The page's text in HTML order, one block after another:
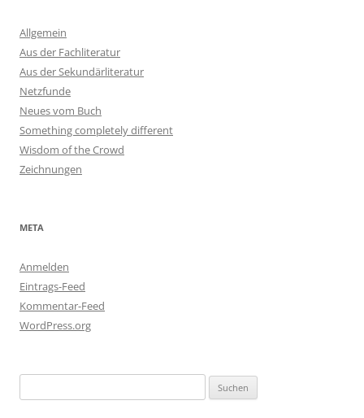
Allgemein
Aus der Fachliteratur
Aus der Sekundärliteratur
Netzfunde
Neues vom Buch
Something completely different
Wisdom of the Crowd
Zeichnungen
META
Anmelden
Eintrags-Feed
Kommentar-Feed
WordPress.org
nach: